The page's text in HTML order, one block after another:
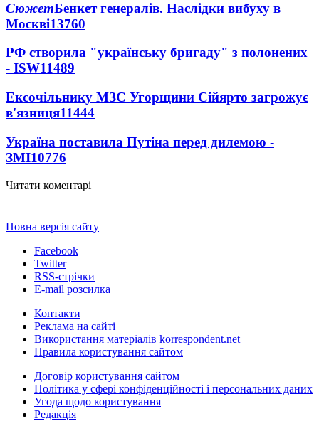
СюжетБенкет генералів. Наслідки вибуху в
Москві13760
РФ створила "українську бригаду" з полонених
- ISW11489
Ексочільнику МЗС Угорщини Сійярто загрожує
в'язниця11444
Україна поставила Путіна перед дилемою -
ЗМІ10776
Читати коментарі
Повна версія сайту
Facebook
Twitter
RSS-стрічки
E-mail розсилка
Контакти
Реклама на сайті
Використання матеріалів korrespondent.net
Правила користування сайтом
Договір користування сайтом
Політика у сфері конфіденційності і персональних даних
Угода щодо користування
Редакція